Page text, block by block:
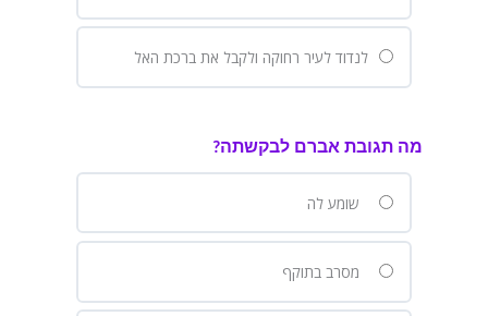
לנדוד לעיר רחוקה ולקבל את ברכת האל
מה תגובת אברם לבקשתה?
שומע לה
מסרב בתוקף